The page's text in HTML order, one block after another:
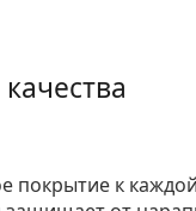
покрытие к